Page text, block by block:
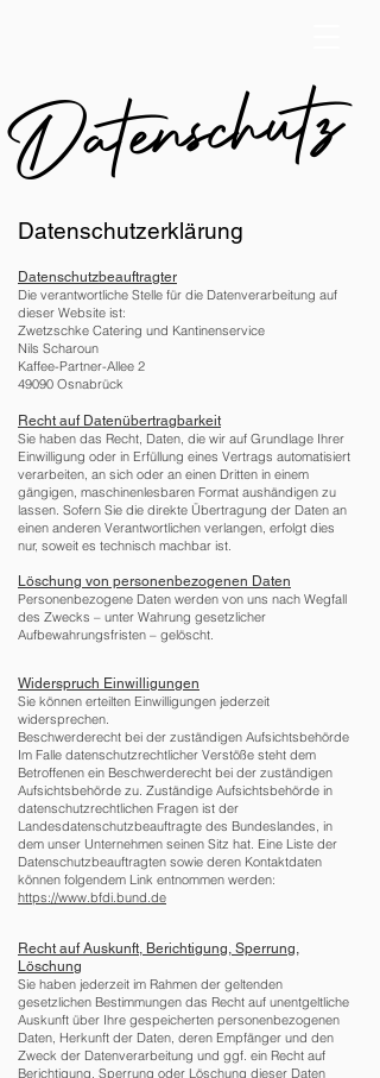
Datenschutz
Datenschutzerklärung
Datenschutzbeauftragter
Die verantwortliche Stelle für die Datenverarbeitung auf
dieser Website ist:
Zwetzschke Catering und Kantinenservice
Nils Scharoun
Kaffee-Partner-Allee 2
49090 Osnabrück
Recht auf Datenübertragbarkeit
Sie haben das Recht, Daten, die wir auf Grundlage Ihrer
Einwilligung oder in Erfüllung eines Vertrags automatisiert
verarbeiten, an sich oder an einen Dritten in einem
gängigen, maschinenlesbaren Format aushändigen zu
lassen. Sofern Sie die direkte Übertragung der Daten an
einen anderen Verantwortlichen verlangen, erfolgt dies
nur, soweit es technisch machbar ist.
Löschung von personenbezogenen Daten
Personenbezogene Daten werden von uns nach Wegfall
des Zwecks – unter Wahrung gesetzlicher
Aufbewahrungsfristen – gelöscht.
Widerspruch Einwilligungen
Sie können erteilten Einwilligungen jederzeit
widersprechen.
Beschwerderecht bei der zuständigen Aufsichtsbehörde
Im Falle datenschutzrechtlicher Verstöße steht dem
Betroffenen ein Beschwerderecht bei der zuständigen
Aufsichtsbehörde zu. Zuständige Aufsichtsbehörde in
datenschutzrechtlichen Fragen ist der
Landesdatenschutzbeauftragte des Bundeslandes, in
dem unser Unternehmen seinen Sitz hat. Eine Liste der
Datenschutzbeauftragten sowie deren Kontaktdaten
können folgendem Link entnommen werden:
https://www.bfdi.bund.de
Recht auf Auskunft, Berichtigung, Sperrung,
Löschung
Sie haben jederzeit im Rahmen der geltenden
gesetzlichen Bestimmungen das Recht auf unentgeltliche
Auskunft über Ihre gespeicherten personenbezogenen
Daten, Herkunft der Daten, deren Empfänger und den
Zweck der Datenverarbeitung und ggf. ein Recht auf
Berichtigung, Sperrung oder Löschung dieser Daten